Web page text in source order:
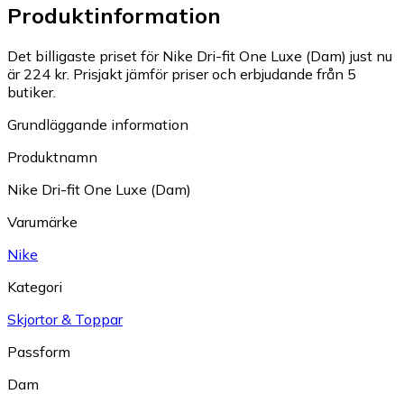
Produktinformation
Det billigaste priset för Nike Dri-fit One Luxe (Dam) just nu
är 224 kr. Prisjakt jämför priser och erbjudande från 5
butiker.
Grundläggande information
Produktnamn
Nike Dri-fit One Luxe (Dam)
Varumärke
Nike
Kategori
Skjortor & Toppar
Passform
Dam